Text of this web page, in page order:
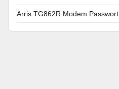
Arris TG862R Modem Passwort